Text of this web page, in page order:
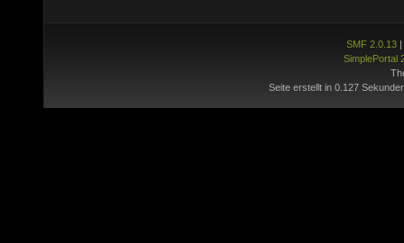
SMF 2.0.13|
SimplePortal
Seite erstellt in 0.127